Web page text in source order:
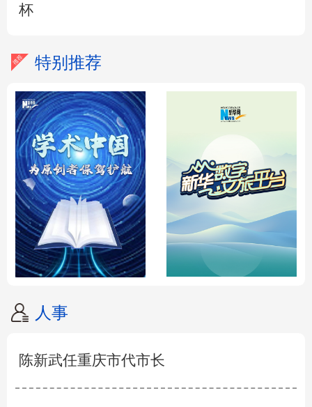
杯
特别推荐
人事
陈新武任重庆市代市长